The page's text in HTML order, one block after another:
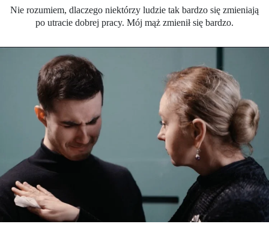
Nie rozumiem, dlaczego niektórzy ludzie tak bardzo się zmieniają
po utracie dobrej pracy. Mój mąż zmienił się bardzo.